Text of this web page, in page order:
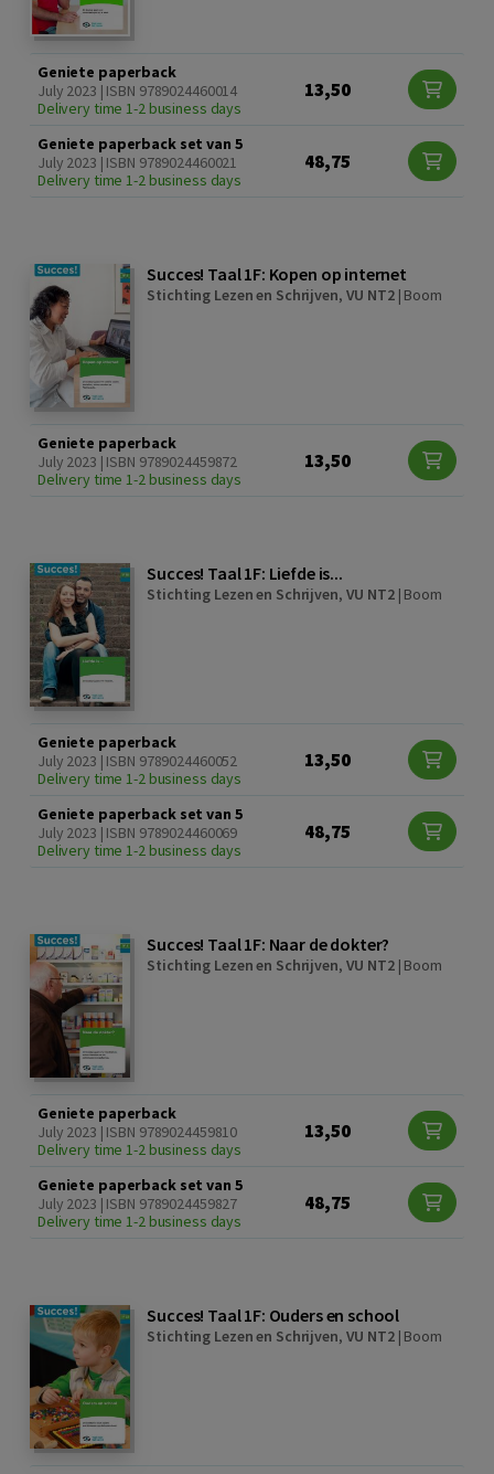
Geniete paperback
July 2023 | ISBN 9789024460014
Delivery time 1-2 business days
13,50
Geniete paperback set van 5
July 2023 | ISBN 9789024460021
Delivery time 1-2 business days
48,75
Succes! Taal 1F: Kopen op internet
Stichting Lezen en Schrijven, VU NT2| Boom
Geniete paperback
July 2023 | ISBN 9789024459872
Delivery time 1-2 business days
13,50
Succes! Taal 1F: Liefde is...
Stichting Lezen en Schrijven, VU NT2| Boom
Geniete paperback
July 2023 | ISBN 9789024460052
Delivery time 1-2 business days
13,50
Geniete paperback set van 5
July 2023 | ISBN 9789024460069
Delivery time 1-2 business days
48,75
Succes! Taal 1F: Naar de dokter?
Stichting Lezen en Schrijven, VU NT2| Boom
Geniete paperback
July 2023 | ISBN 9789024459810
Delivery time 1-2 business days
13,50
Geniete paperback set van 5
July 2023 | ISBN 9789024459827
Delivery time 1-2 business days
48,75
Succes! Taal 1F: Ouders en school
Stichting Lezen en Schrijven, VU NT2| Boom